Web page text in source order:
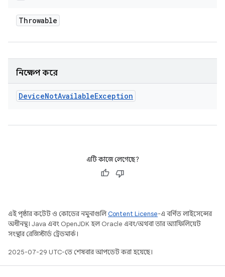
Throwable
নিক্ষেপ করে
DeviceNotAvailableException
এটি কাজে লেগেছে?
এই পৃষ্ঠার কন্টেন্ট ও কোডের নমুনাগুলিContent License-এ বর্ণিত লাইসেন্সের
অধীনস্থ। Java এবং OpenJDK হল Oracle এবং/অথবা তার অ্যাফিলিয়েট
সংস্থার রেজিস্টার্ড ট্রেডমার্ক।
2025-07-29 UTC-তে শেষবার আপডেট করা হয়েছে।